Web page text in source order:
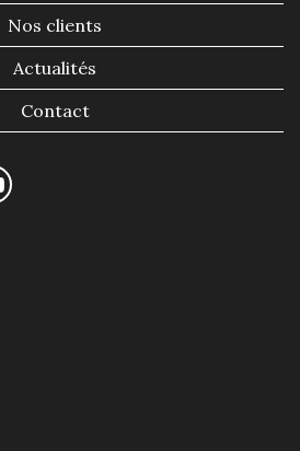
Nos clients
Actualités
Contact